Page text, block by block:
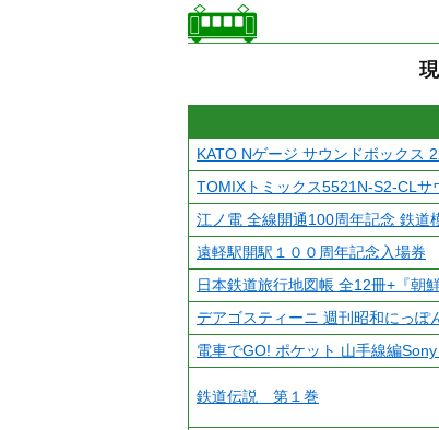
KATO Nゲージ サウンドボックス
TOMIXトミックス5521N-S2-CLサ
江ノ電 全線開通100周年記念 鉄
遠軽駅開駅１００周年記念入場券
日本鉄道旅行地図帳 全12冊+『
デアゴスティーニ 週刊昭和にっぽ
電車でGO! ポケット 山手線編
鉄道伝説 第１巻